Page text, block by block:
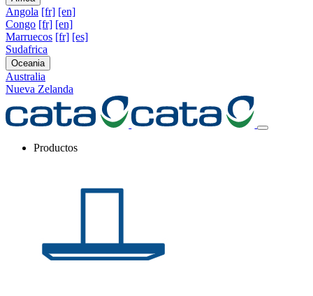
Angola [fr] [en]
Congo [fr] [en]
Marruecos [fr] [es]
Sudafrica
Oceania
Australia
Nueva Zelanda
Productos